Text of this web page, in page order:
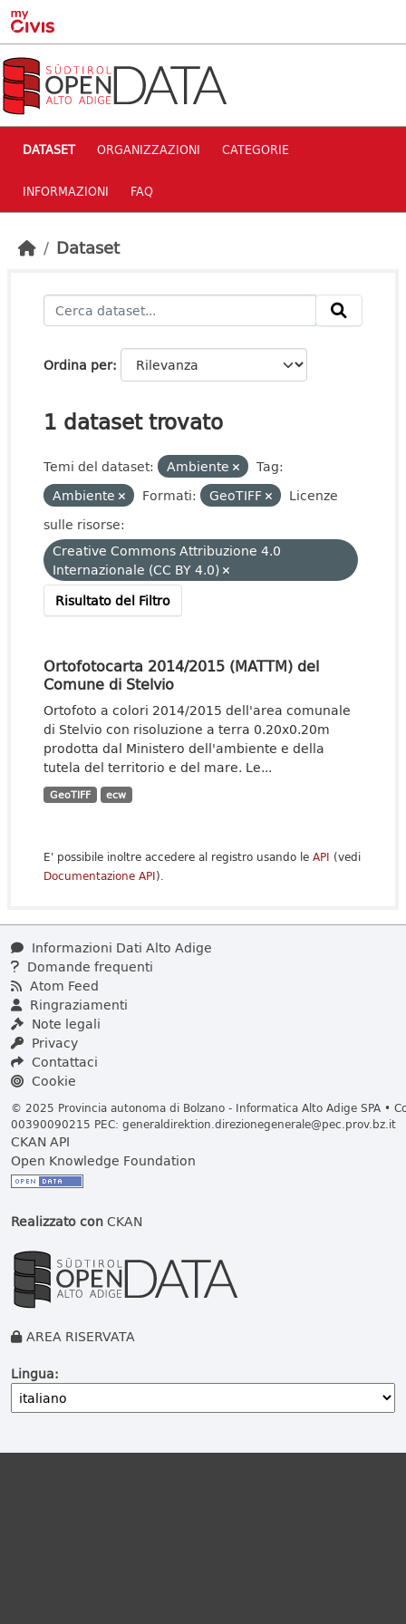
Skip to main content
DATASET ORGANIZZAZIONI CATEGORIE
INFORMAZIONI FAQ
Dataset
Ordina per
1 dataset trovato
Temi del dataset: Ambiente
Tag:
Ambiente
Formati: GeoTIFF
Licenze
sulle risorse:
Creative Commons Attribuzione 4.0
Internazionale (CC BY 4.0)
Risultato del Filtro
Ortofotocarta 2014/2015 (MATTM) del
Comune di Stelvio
Ortofoto a colori 2014/2015 dell'area comunale
di Stelvio con risoluzione a terra 0.20x0.20m
prodotta dal Ministero dell'ambiente e della
tutela del territorio e del mare. Le...
GeoTIFF ecw
E' possibile inoltre accedere al registro usando le API (vedi
Documentazione API).
Informazioni Dati Alto Adige
Domande frequenti
Atom Feed
Ringraziamenti
Note legali
Privacy
Contattaci
Cookie
© 2025 Provincia autonoma di Bolzano - Informatica Alto Adige SPA •
00390090215 PEC: generaldirektion.direzionegenerale@pec.prov.bz.it
CKAN API
Open Knowledge Foundation
Realizzato conCKAN
AREA RISERVATA
Lingua